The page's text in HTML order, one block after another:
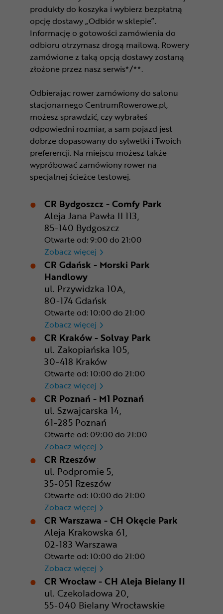
produkty do koszyka i wybierz bezpłatną
opcję dostawy „Odbiór w sklepie”.
Informację o gotowości zamówienia do
odbioru otrzymasz drogą mailową. Rowery
zamówione z taką opcją dostawy zostaną
złożone przez nasz serwis*/**.
Odbierając rower zamówiony do salonu
stacjonarnego CentrumRowerowe.pl,
możesz sprawdzić, czy wybrałeś
odpowiedni rozmiar, a sam pojazd jest
dobrze dopasowany do sylwetki i Twoich
preferencji. Na miejscu możesz także
wypróbować zamówiony rower na
specjalnej ścieżce testowej.
CR Bydgoszcz - Comfy Park
Aleja Jana Pawła II 113,
85-140 Bydgoszcz
Otwarte od: 9:00 do 21:00
Zobacz więcej CR Bydgoszcz - Comfy Park
CR Gdańsk - Morski Park
Handlowy
ul. Przywidzka 10A,
80-174 Gdańsk
Otwarte od: 10:00 do 21:00
Zobacz więcej CR Gdańsk - Morski Park
CR Kraków - Solvay Park
ul. Zakopiańska 105,
30-418 Kraków
Otwarte od: 10:00 do 21:00
Zobacz więcej CR Kraków - Solvay Park
CR Poznań - M1 Poznań
ul. Szwajcarska 14,
61-285 Poznań
Otwarte od: 09:00 do 21:00
Zobacz więcej CR Poznań - M1 Poznań
CR Rzeszów
ul. Podpromie 5,
35-051 Rzeszów
Otwarte od: 10:00 do 21:00
Zobacz więcej CR Rzeszów
CR Warszawa - CH Okęcie Park
Aleja Krakowska 61,
02-183 Warszawa
Otwarte od: 10:00 do 21:00
Zobacz więcej CR Warszawa - CH Okęcie
CR Wrocław - CH Aleja Bielany II
ul. Czekoladowa 20,
55-040 Bielany Wrocławskie